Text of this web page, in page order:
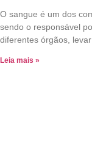
O sangue é um dos
sendo o responsável
diferentes órgãos,
Leia mais »